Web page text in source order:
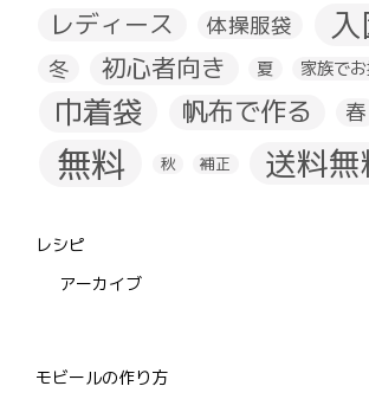
レディース 体操服袋
冬 初心者向き 夏 家族で
巾着袋 帆布で作る 春
無料 秋 補正 送料無
レシピ
アーカイブ
モビールの作り方